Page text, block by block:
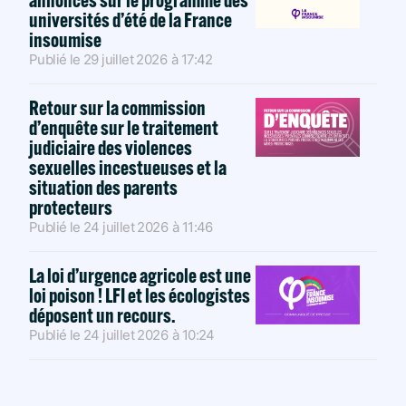
universités d’été de la France
insoumise
Publié le 29 juillet 2026 à 17:42
Retour sur la commission
d’enquête sur le traitement
judiciaire des violences
sexuelles incestueuses et la
situation des parents
protecteurs
Publié le 24 juillet 2026 à 11:46
La loi d’urgence agricole est une
loi poison ! LFI et les écologistes
déposent un recours.
Publié le 24 juillet 2026 à 10:24